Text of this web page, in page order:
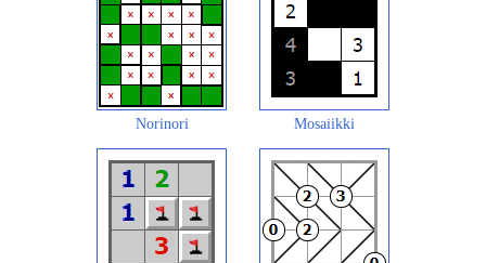
Norinori Mosaiikki